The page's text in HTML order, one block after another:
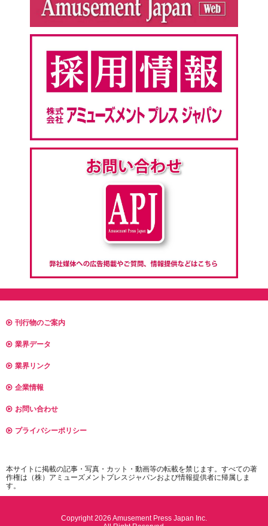
刊行物のご案内
業界データ
業界リンク
企業情報
お問い合わせ
プライバシーポリシー
本サイトに掲載の記事・写真・カット・動画等の転載を禁じます。すべての著
作権は（株）アミューズメントプレスジャパンおよび情報提供者に帰属しま
す。
Copyright 2026 Amusement Press Japan Inc.